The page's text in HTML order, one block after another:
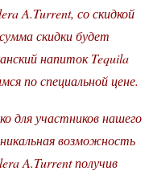
A.Turrent, со скидкой
скидки будет
напиток Tequila
по специальной цене.
для участников нашего
возможность
A.Turrent получив